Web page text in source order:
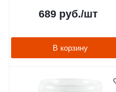
689 руб./шт
В корзину